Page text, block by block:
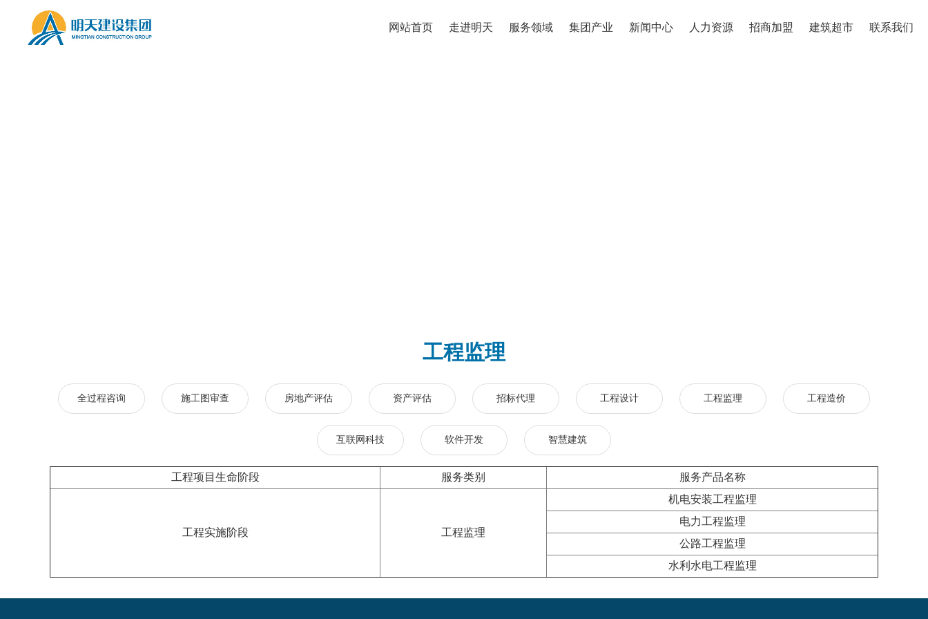
网站首页 走进明天 服务领域 集团产业 新闻中心 人力资源 招商加盟 建筑超市 联系我们
工程监理
全过程咨询 施工图审查 房地产评估 资产评估 招标代理 工程设计 工程监理 工程造价
互联网科技 软件开发 智慧建筑
工程项目生命阶段 服务类别 服务产品名称
工程实施阶段 工程监理
机电安装工程监理
电力工程监理
公路工程监理
水利水电工程监理